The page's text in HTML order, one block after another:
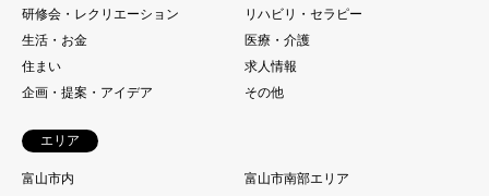
研修会・レクリエーション
リハビリ・セラピー
生活・お金
医療・介護
住まい
求人情報
企画・提案・アイデア
その他
エリア
富山市内
富山市南部エリア